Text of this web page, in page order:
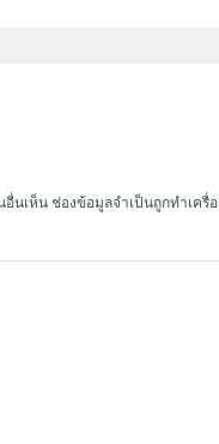
อื่นเห็นช่องข้อมูลจำเป็นถูกทำเครื่